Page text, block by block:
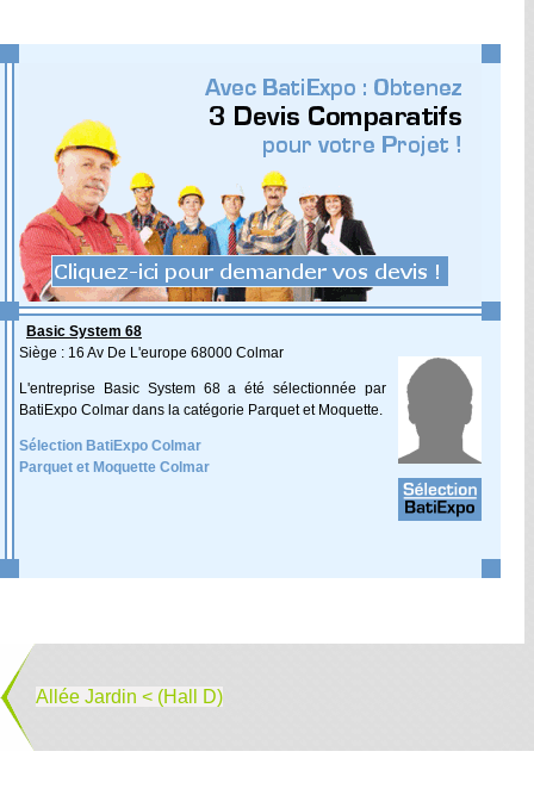
Basic System 68
Siège : 16 Av De L'europe 68000 Colmar
L'entreprise Basic System 68 a été sélectionnée par
BatiExpo Colmar dans la catégorie Parquet et Moquette.
Sélection BatiExpo Colmar
Parquet et Moquette Colmar
Allée Jardin < (Hall D)